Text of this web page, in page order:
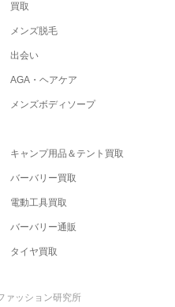
買取
メンズ脱毛
出会い
AGA・ヘアケア
メンズボディソープ
キャンプ用品＆テント買取
バーバリー買取
電動工具買取
バーバリー通販
タイヤ買取
ァッション研究所